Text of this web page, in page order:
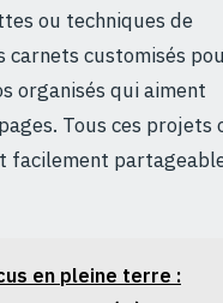
ou techniques de
carnets customisés
organisés qui aiment
Tous ces projets
facilement
en pleine terre :